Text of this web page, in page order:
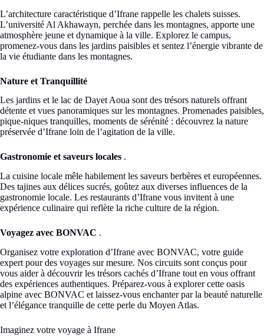
L’architecture caractéristique d’Ifrane rappelle les chalets suisses.
L’université Al Akhawayn, perchée dans les montagnes, apporte une
atmosphère jeune et dynamique à la ville. Explorez le campus,
promenez-vous dans les jardins paisibles et sentez l’énergie vibrante de
la vie étudiante dans les montagnes.
Nature et Tranquillité
Les jardins et le lac de Dayet Aoua sont des trésors naturels offrant
détente et vues panoramiques sur les montagnes. Promenades paisibles,
pique-niques tranquilles, moments de sérénité : découvrez la nature
préservée d’Ifrane loin de l’agitation de la ville.
Gastronomie et saveurs locales .
La cuisine locale mêle habilement les saveurs berbères et européennes.
Des tajines aux délices sucrés, goûtez aux diverses influences de la
gastronomie locale. Les restaurants d’Ifrane vous invitent à une
expérience culinaire qui reflète la riche culture de la région.
Voyagez avec BONVAC .
Organisez votre exploration d’Ifrane avec BONVAC, votre guide
expert pour des voyages sur mesure. Nos circuits sont conçus pour
vous aider à découvrir les trésors cachés d’Ifrane tout en vous offrant
des expériences authentiques. Préparez-vous à explorer cette oasis
alpine avec BONVAC et laissez-vous enchanter par la beauté naturelle
et l’élégance tranquille de cette perle du Moyen Atlas.
Imaginez votre voyage à Ifrane